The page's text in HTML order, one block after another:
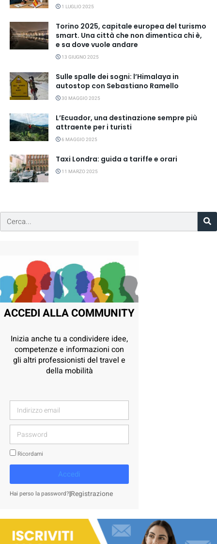
1 LUGLIO 2025
Torino 2025, capitale europea del turismo
smart. Una città che non dimentica chi è,
e sa dove vuole andare
13 GIUGNO 2025
Sulle spalle dei sogni: l’Himalaya in
autostop con Sebastiano Ramello
30 MAGGIO 2025
L’Ecuador, una destinazione sempre più
attraente per i turisti
6 MAGGIO 2025
Taxi Londra: guida a tariffe e orari
11 MARZO 2025
ACCEDI ALLA COMMUNITY
Inizia anche tu a condividere idee,
competenze e informazioni con
gli altri professionisti del travel e
della mobilità
Ricordami
Accedi
Hai perso la password?|Registrazione